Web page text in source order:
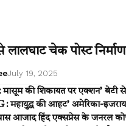
लालघाट चेक पोस्ट
July 19, 2025
की शिकायत पर एक्शन’ बेटी से
महायुद्ध की आहट’ अमेरिका-
आजाद हिंद एक्सप्रेस के जनरल